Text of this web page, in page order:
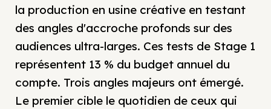
la production en usine créative en testant
des angles d'accroche profonds sur des
audiences ultra-larges. Ces tests de Stage 1
représentent 13 % du budget annuel du
compte. Trois angles majeurs ont émergé.
Le premier cible le quotidien de ceux qui